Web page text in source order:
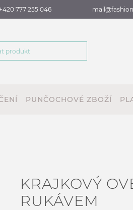
777 255 046
PUNČOCHOVÉ ZBOŽÍ
KRAJKOVÝ
RUKÁVEM